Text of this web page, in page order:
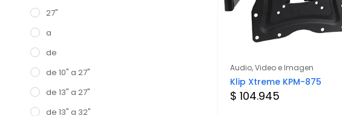
27"
a
de
de 10" a 27"
de 13" a 27"
de 13" a 32"
Audio, Video e Imagen
Klip Xtreme KPM-875
$ 104.945